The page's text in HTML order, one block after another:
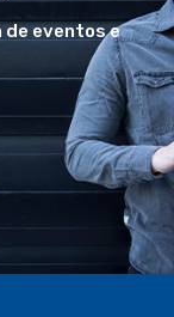
de eventos e